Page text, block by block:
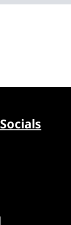
Socials